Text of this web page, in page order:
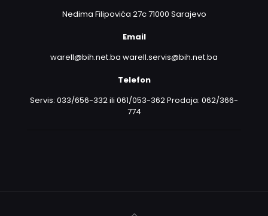
Nedima Filipovića 27c 71000 Sarajevo
Email
warell@bih.net.ba warell.servis@bih.net.ba
Telefon
Servis: 033/656-332 ili 061/053-362 Prodaja: 062/366-
774